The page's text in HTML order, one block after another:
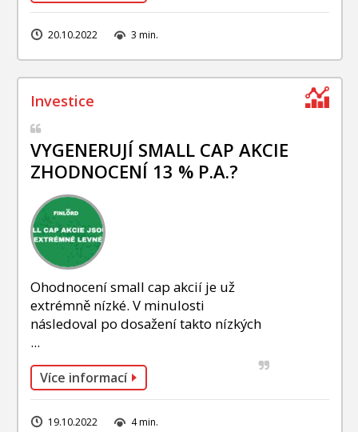
20.10.2022 3 min.
VYGENERUJÍ SMALL CAP AKCIE
ZHODNOCENÍ 13 % P.A.?
Ohodnocení small cap akcií je už
extrémně nízké. V minulosti
následoval po dosažení takto nízkých
...
Více informací
19.10.2022 4 min.